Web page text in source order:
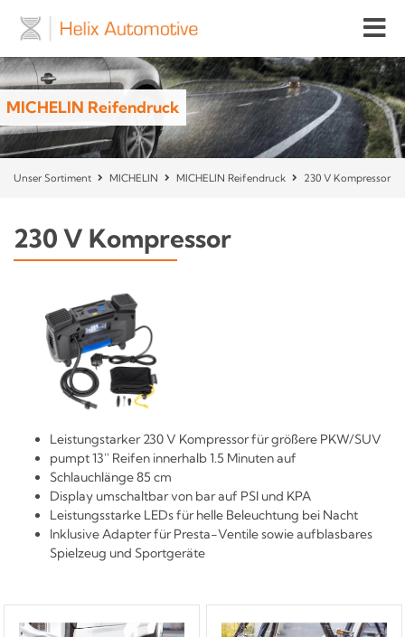
MICHELIN Reifendruck
Unser Sortiment MICHELIN MICHELIN Reifendruck 230 V Kompressor
230 V Kompressor
Leistungstarker 230 V Kompressor für größere PKW/SUV
pumpt 13'' Reifen innerhalb 1.5 Minuten auf
Schlauchlänge 85 cm
Display umschaltbar von bar auf PSI und KPA
Leistungsstarke LEDs für helle Beleuchtung bei Nacht
Inklusive Adapter für Presta-Ventile sowie aufblasbares
Spielzeug und Sportgeräte